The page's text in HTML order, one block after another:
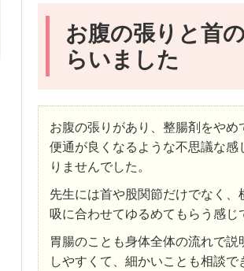
お腹の張りと首
らいました
お腹の張りがあり、整腸剤をや
便通が良くなるような不思議な
りませんでした。
先生には首や股関節だけでなく
吸に合わせてゆるめてもらう感じ
胃腸のことも身体全体の流れで
しやすくて、細かいことも相談で